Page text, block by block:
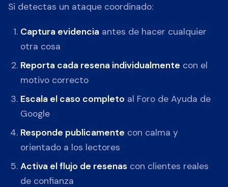
Si detectas un ataque coordinado:
Captura evidencia antes de hacer cualquier
otra cosa
Reporta cada resena individualmente con el
motivo correcto
Escala el caso completo al Foro de Ayuda de
Google
Responde publicamente con calma y
orientado a los lectores
Activa el flujo de resenas con clientes reales
de confianza